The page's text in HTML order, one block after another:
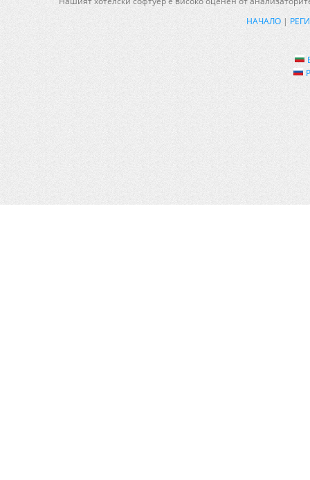
НАЧАЛО |